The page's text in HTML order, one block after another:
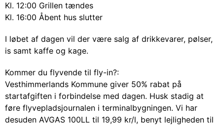
Kl. 12:00 Grillen tændes
Kl. 16:00 Åbent hus slutter
I løbet af dagen vil der være salg af drikkevarer, pølser,
is samt kaffe og kage.
Kommer du flyvende til fly-in?:
Vesthimmerlands Kommune giver 50% rabat på
startafgiften i forbindelse med dagen. Husk stadig at
føre flyvepladsjournalen i terminalbygningen. Vi har
desuden AVGAS 100LL til 19,99 kr/l, benyt lejligheden til